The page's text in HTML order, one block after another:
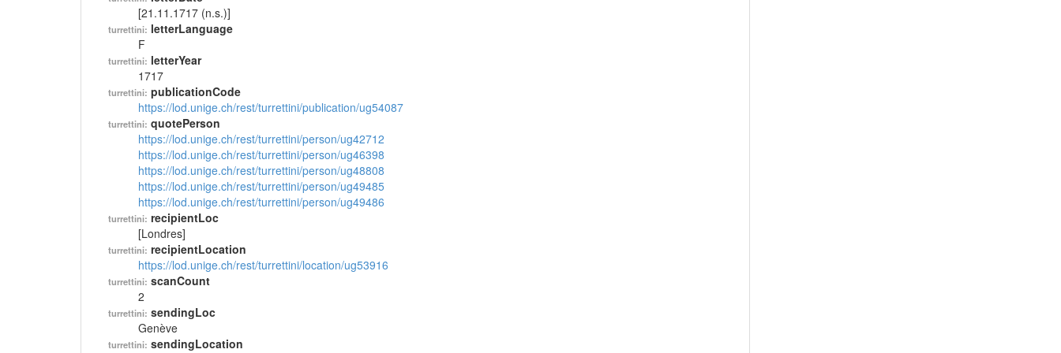
[21.11.1717 (n.s.)]
turrettini: letterLanguage
F
turrettini: letterYear
1717
turrettini: publicationCode
https://lod.unige.ch/rest/turrettini/publication/ug54087
turrettini: quotePerson
https://lod.unige.ch/rest/turrettini/person/ug42712
https://lod.unige.ch/rest/turrettini/person/ug46398
https://lod.unige.ch/rest/turrettini/person/ug48808
https://lod.unige.ch/rest/turrettini/person/ug49485
https://lod.unige.ch/rest/turrettini/person/ug49486
turrettini: recipientLoc
[Londres]
turrettini: recipientLocation
https://lod.unige.ch/rest/turrettini/location/ug53916
turrettini: scanCount
2
turrettini: sendingLoc
Genève
turrettini: sendingLocation